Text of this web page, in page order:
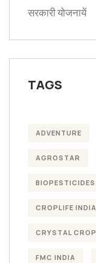
सरकारी योजनायें
TAGS
ADVENTURE
AGROSTAR
BIOPESTICIDES
CROPLIFE INDIA
CRYSTAL
FMC INDIA